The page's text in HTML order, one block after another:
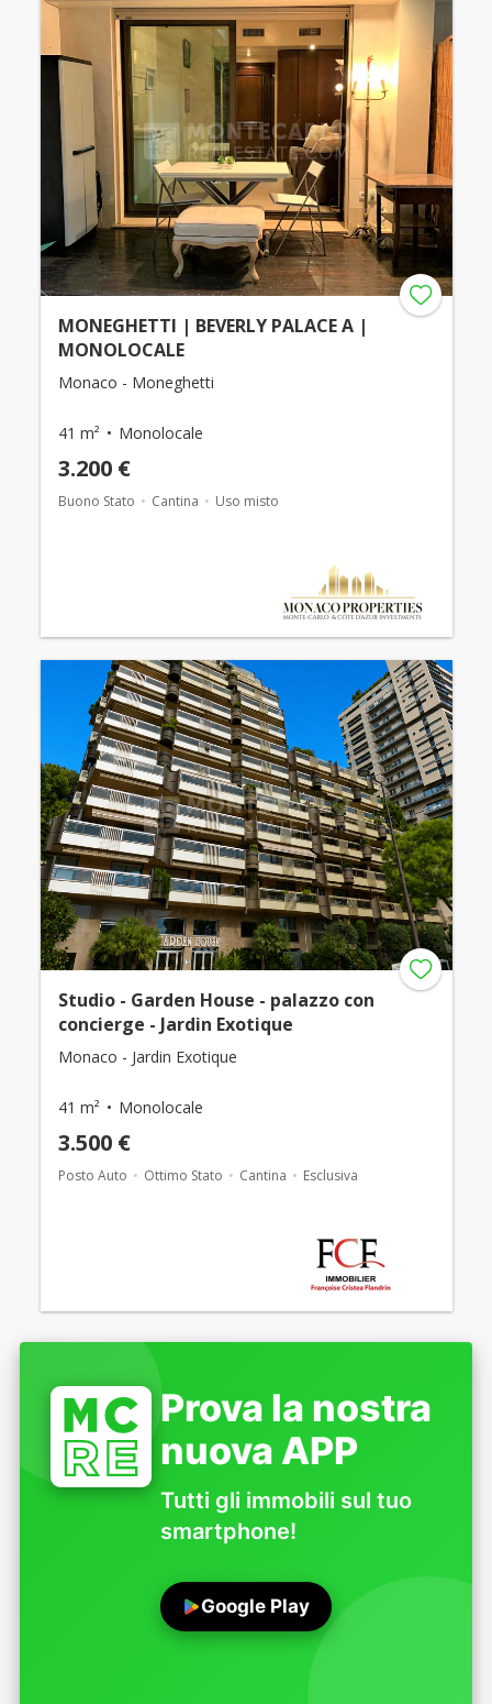
MONEGHETTI | BEVERLY PALACE A |
MONOLOCALE
Monaco - Moneghetti
41 m² Monolocale
3.200 €
Buono Stato Cantina Uso misto
Studio - Garden House - palazzo con
concierge - Jardin Exotique
Monaco - Jardin Exotique
41 m² Monolocale
3.500 €
Posto Auto Ottimo Stato Cantina Esclusiva
Prova la nostra
nuova APP
Tutti gli immobili sul tuo
smartphone!
Google Play